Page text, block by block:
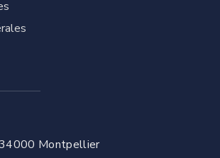
Montpellier